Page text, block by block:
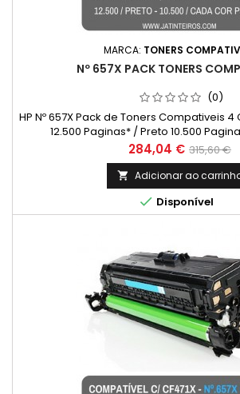
MARCA: TONERS
Nº 657X PACK TONERS
(0)
HP Nº 657X Pack de Toners Compativeis
12.500 Paginas* / Preto 10.500
Preço
284,04 € Preço
normal
315,60 €
 Adicionar ao
 Disponível